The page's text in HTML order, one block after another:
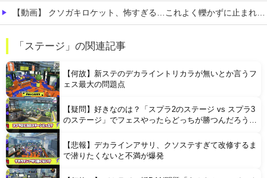
【動画】 クソガキロケット、怖すぎる…これよく轢かずに止まれたな
【有能】 政府「トラックはサービスエリア利用有料化すればサボらず走るし流問題解決じゃね？」
Powered by livedoor 相互RSS
「ステージ」の関連記事
【何故】新ステのデカライントリカラが無いとか言うフ
ェス最大の問題点
【疑問】好きなのは？「スプラ2のステージ vs スプラ3
のステージ」でフェスやったらどっちが勝つんだろう
【悲報】デカラインアサリ、クソステすぎて改修するま
で潜りたくないと不満が爆発